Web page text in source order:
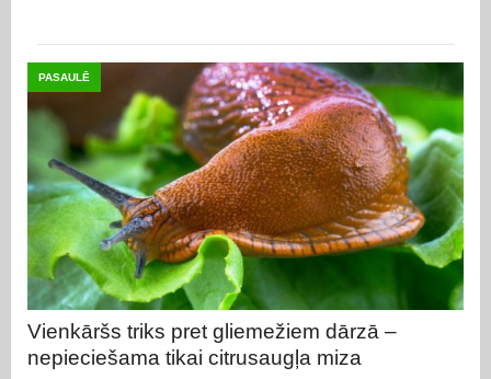
PASAULĒ
Vienkāršs triks pret gliemežiem dārzā –
nepieciešama tikai citrusaugļa miza